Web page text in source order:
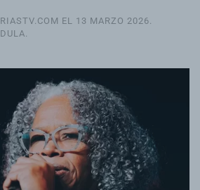
EL 13 MARZO 2026